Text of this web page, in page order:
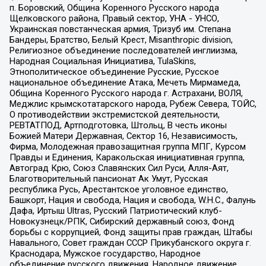
п. Боровский, Община Коренного Русского народа
Щелковского района, Правый сектор, УНА - УНСО,
Украинская повстанческая армия, Тризуб им. Степана
Бандеры, Братство, Белый Крест, Misanthropic division,
Религиозное объединение последователей инглиизма,
Народная Социальная Инициатива, TulaSkins,
Этнополитическое объединение Русские, Русское
национальное объединение Атака, Мечеть Мирмамеда,
Община Коренного Русского народа г. Астрахани, ВОЛЯ,
Меджлис крымскотатарского народа, Рубеж Севера, ТОЙС,
О противодействии экстремистской деятельности,
РЕВТАТПОД, Артподготовка, Штольц, В честь иконы
Божией Матери Державная, Сектор 16, Независимость,
Фирма, Молодежная правозащитная группа МПГ, Курсом
Правды и Единения, Каракольская инициативная группа,
Автоград Крю, Союз Славянских Сил Руси, Алля-Аят,
Благотворительный пансионат Ак Умут, Русская
республика Русь, Арестантское уголовное единство,
Башкорт, Нация и свобода, Нация и свобода, W.H.С., Фалунь
Дафа, Иртыш Ultras, Русский Патриотический клуб-
Новокузнецк/РПК, Сибирский державный союз, Фонд
борьбы с коррупцией, Фонд защиты прав граждан, Штабы
Навального, Совет граждан СССР Прикубанского округа г.
Краснодара, Мужское государство, Народное